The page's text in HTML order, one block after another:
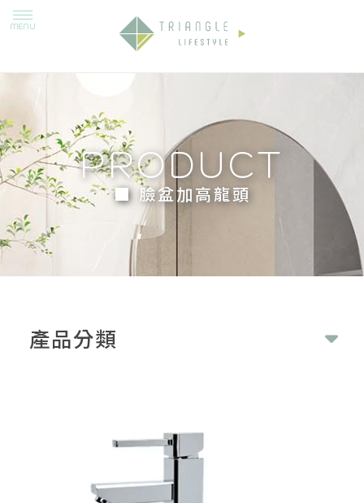
■ 臉盆加高龍頭
產品分類